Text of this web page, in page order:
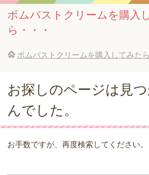
ボムバストクリームを購入
ら・・・
ボムバストクリームを購入してみた
お探しのページは見
んでした。
お手数ですが、再度検索してください。